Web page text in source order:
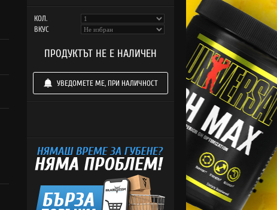
КОЛ.
ВКУС
ПРОДУКТЪТ НЕ Е НАЛИЧЕН
УВЕДОМЕТЕ МЕ, ПРИ НАЛИЧНОСТ